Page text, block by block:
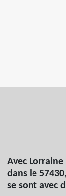
Avec Lorraine
dans le
se sont avec